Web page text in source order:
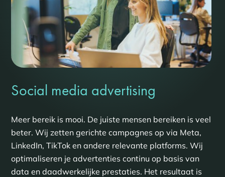
Social media advertising
Meer bereik is mooi. De juiste mensen bereiken is veel
beter. Wij zetten gerichte campagnes op via Meta,
LinkedIn, TikTok en andere relevante platforms. Wij
optimaliseren je advertenties continu op basis van
data en daadwerkelijke prestaties. Het resultaat is